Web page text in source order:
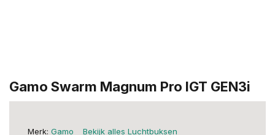
Gamo Swarm Magnum Pro IGT GEN3i
Merk: Gamo Bekijk alles Luchtbuksen